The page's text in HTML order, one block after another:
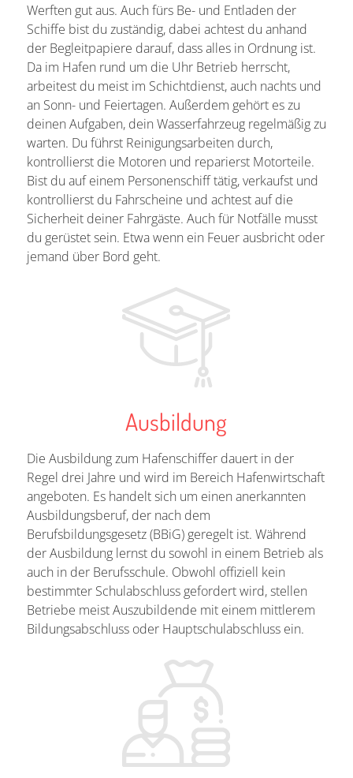
Werften gut aus. Auch fürs Be- und Entladen der
Schiffe bist du zuständig, dabei achtest du anhand
der Begleitpapiere darauf, dass alles in Ordnung ist.
Da im Hafen rund um die Uhr Betrieb herrscht,
arbeitest du meist im Schichtdienst, auch nachts und
an Sonn- und Feiertagen. Außerdem gehört es zu
deinen Aufgaben, dein Wasserfahrzeug regelmäßig zu
warten. Du führst Reinigungsarbeiten durch,
kontrollierst die Motoren und reparierst Motorteile.
Bist du auf einem Personenschiff tätig, verkaufst und
kontrollierst du Fahrscheine und achtest auf die
Sicherheit deiner Fahrgäste. Auch für Notfälle musst
du gerüstet sein. Etwa wenn ein Feuer ausbricht oder
jemand über Bord geht.
Ausbildung
Die Ausbildung zum Hafenschiffer dauert in der
Regel drei Jahre und wird im Bereich Hafenwirtschaft
angeboten. Es handelt sich um einen anerkannten
Ausbildungsberuf, der nach dem
Berufsbildungsgesetz (BBiG) geregelt ist. Während
der Ausbildung lernst du sowohl in einem Betrieb als
auch in der Berufsschule. Obwohl offiziell kein
bestimmter Schulabschluss gefordert wird, stellen
Betriebe meist Auszubildende mit einem mittlerem
Bildungsabschluss oder Hauptschulabschluss ein.